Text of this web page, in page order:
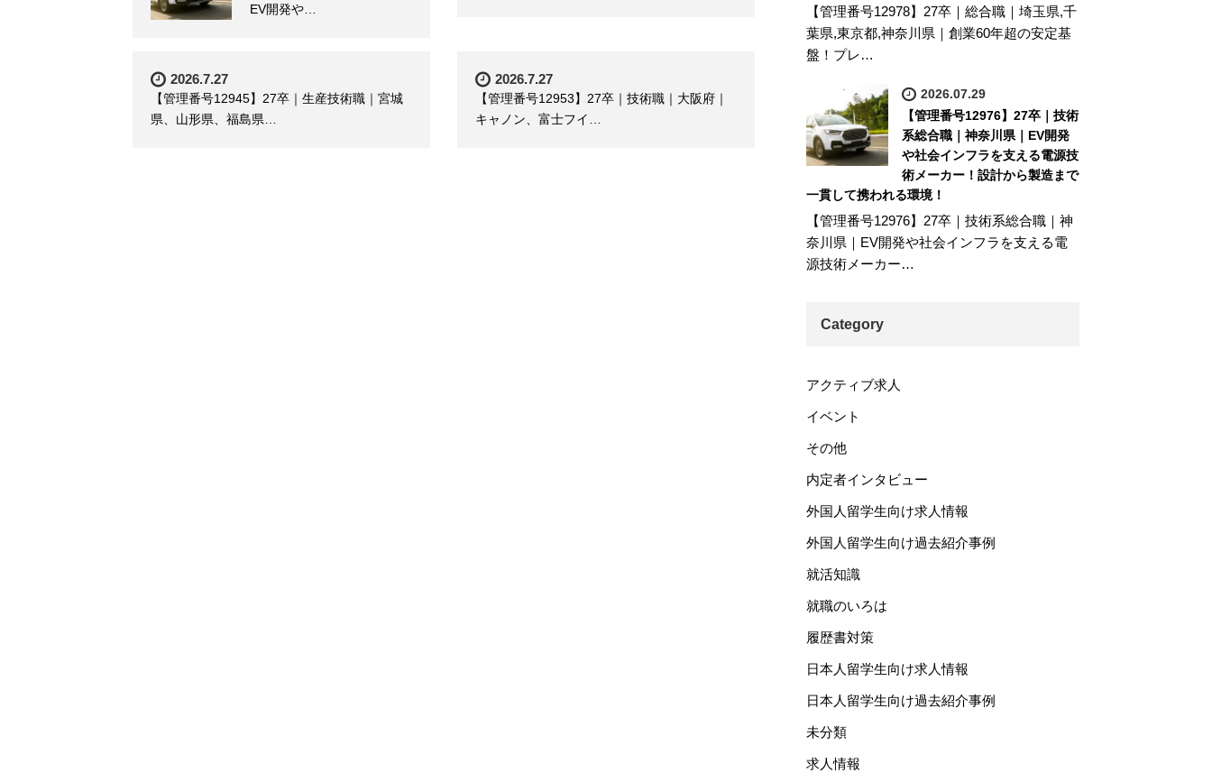
EV開発や…
2026.7.27
【管理番号12945】27卒｜生産技術職｜宮城
県、山形県、福島県…
2026.7.27
【管理番号12953】27卒｜技術職｜大阪府｜
キャノン、富士フイ…
【管理番号12978】27卒｜総合職｜埼玉県,千
葉県,東京都,神奈川県｜創業60年超の安定基
盤！プレ…
2026.07.29
【管理番号12976】27卒｜技術
系総合職｜神奈川県｜EV開発
や社会インフラを支える電源技
術メーカー！設計から製造まで
一貫して携われる環境！
【管理番号12976】27卒｜技術系総合職｜神
奈川県｜EV開発や社会インフラを支える電
源技術メーカー…
Category
アクティブ求人
イベント
その他
内定者インタビュー
外国人留学生向け求人情報
外国人留学生向け過去紹介事例
就活知識
就職のいろは
履歴書対策
日本人留学生向け求人情報
日本人留学生向け過去紹介事例
未分類
求人情報